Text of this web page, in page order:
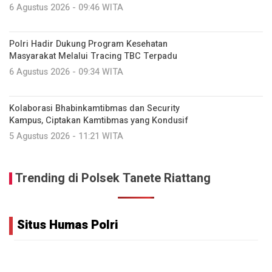
6 Agustus 2026 - 09:46 WITA
Polri Hadir Dukung Program Kesehatan
Masyarakat Melalui Tracing TBC Terpadu
6 Agustus 2026 - 09:34 WITA
Kolaborasi Bhabinkamtibmas dan Security
Kampus, Ciptakan Kamtibmas yang Kondusif
5 Agustus 2026 - 11:21 WITA
Trending di Polsek Tanete Riattang
Situs Humas Polri